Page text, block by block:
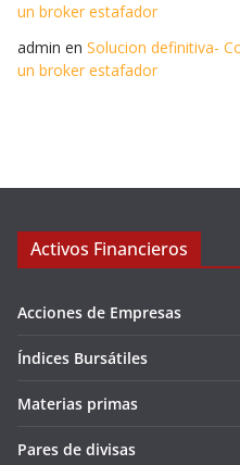
un broker estafador
admin en Solucion definitiva-
un broker estafador
Activos Financieros
Acciones de Empresas
Índices Bursátiles
Materias primas
Pares de divisas